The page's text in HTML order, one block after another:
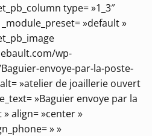
type= »1_3″
_module_preset= »default »
wp-
envoye-par-la-poste-
»atelier de joaillerie ouvert
»Baguier envoye par la
align= »center »
» »